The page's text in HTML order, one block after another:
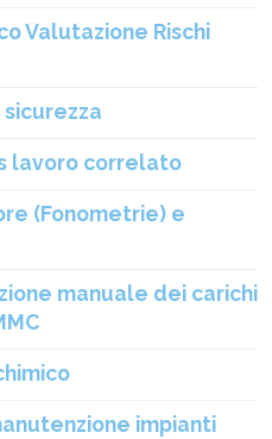
Valutazione Rischi
lavoro correlato
(Fonometrie) e
manuale dei carichi
impianti